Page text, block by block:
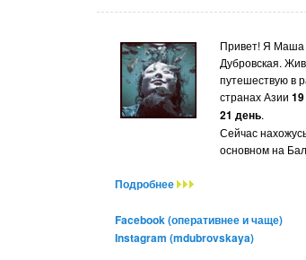
Привет! Я Маша
Дубровская.
путешествую в
странах Азии
21 день.
Сейчас
основном на
Подробнее
Facebook (оперативнее и чаще)
Instagram (mdubrovskaya)